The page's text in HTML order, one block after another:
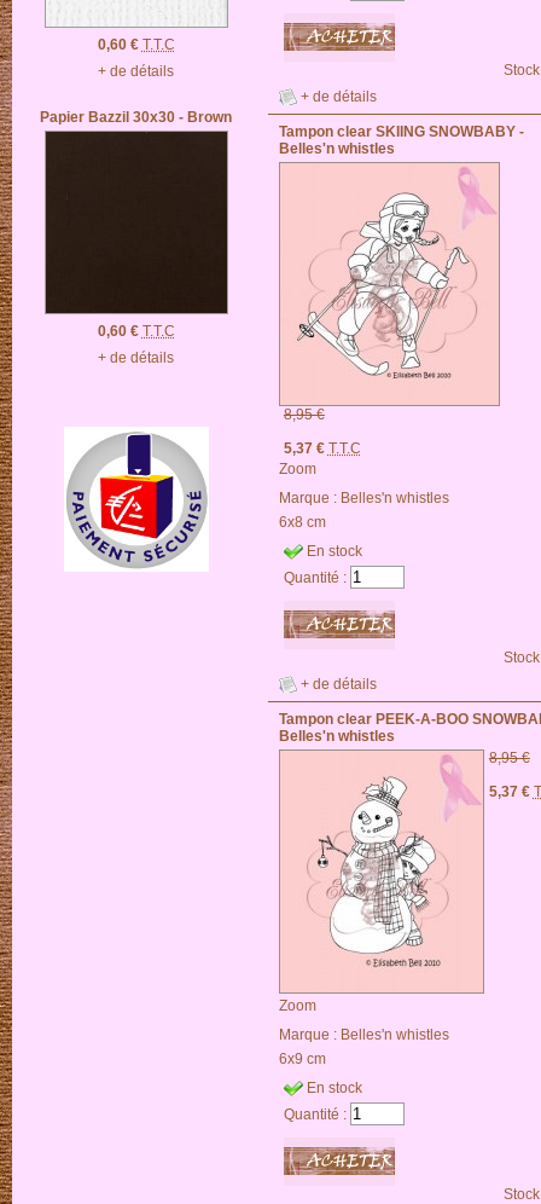
0,60 € T.T.C
+ de détails
Papier Bazzil 30x30 - Brown
0,60 € T.T.C
+ de détails
+ de détails
Tampon clear SKIING SNOWBABY -
Belles'n whistles
8,95 €
5,37 € T.T.C
Zoom
Marque : Belles'n whistles
6x8 cm
En stock
Quantité :
+ de détails
Tampon clear PEEK-A-BOO
Belles'n whistles
8,95 €
5,37 €
Zoom
Marque : Belles'n whistles
6x9 cm
En stock
Quantité :